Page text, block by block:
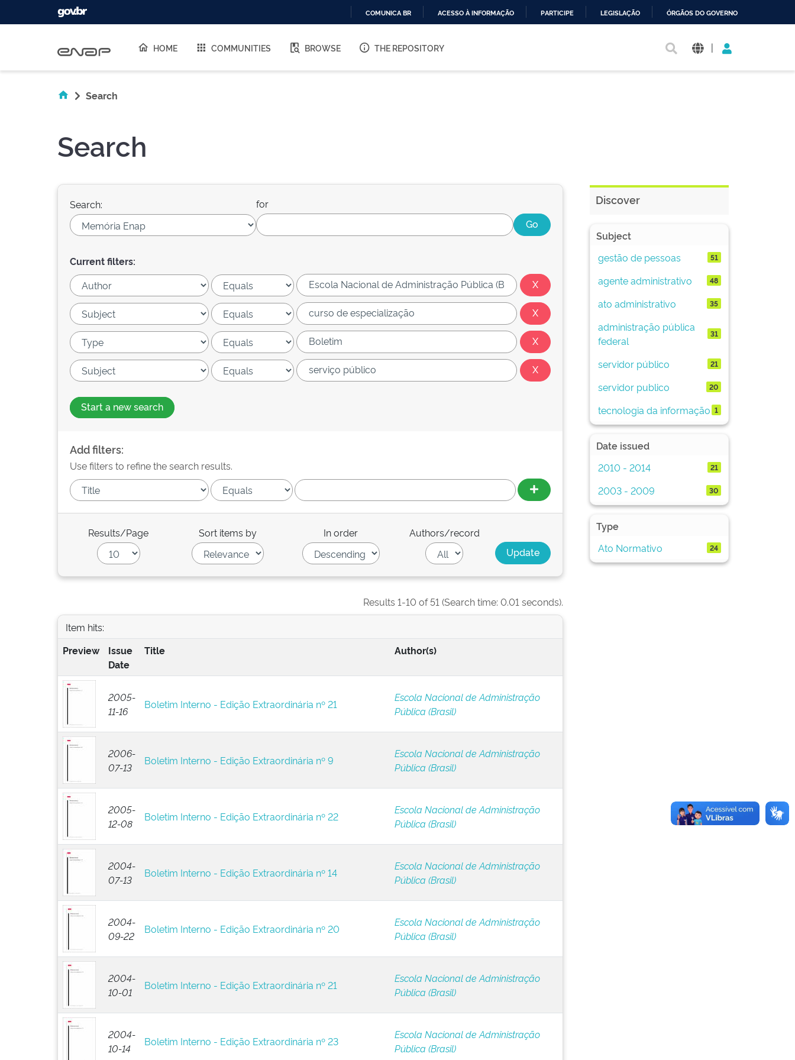
O
COMUNICA BR ACESSO À INFORMAÇÃO PARTICIPE LEGISLAÇÃO ÓRGÃOS DO GOVERNO
HOME COMMUNITIES BROWSE THE REPOSITORY |
Search
Search
Search: for
Current filters:
Start a new search
Add filters:
Use filters to refine the search results.
Results/Page Sort items by In order Authors/record
Results 1-10 of 51 (Search time: 0.01 seconds).
Item hits:
Preview
Issue
Date
Title Author(s)
2005-
11-16
Boletim Interno - Edição Extraordinária nº 21
Escola Nacional de Administração
Pública (Brasil)
2006-
07-13
Boletim Interno - Edição Extraordinária nº 9
Escola Nacional de Administração
Pública (Brasil)
2005-
12-08
Boletim Interno - Edição Extraordinária nº 22
Escola Nacional de Administração
Pública (Brasil)
2004-
07-13
Boletim Interno - Edição Extraordinária nº 14
Escola Nacional de Administração
Pública (Brasil)
2004-
09-22
Boletim Interno - Edição Extraordinária nº 20
Escola Nacional de Administração
Pública (Brasil)
2004-
10-01
Boletim Interno - Edição Extraordinária nº 21
Escola Nacional de Administração
Pública (Brasil)
2004-
10-14
Boletim Interno - Edição Extraordinária nº 23
Escola Nacional de Administração
Pública (Brasil)
Discover
Subject
gestão de pessoas
51
agente administrativo 48
ato administrativo 35
administração pública
federal
31
servidor público 21
servidor publico 20
tecnologia da informação 1
Date issued
2010 - 2014
21
2003 - 2009 30
Type
Ato Normativo
24